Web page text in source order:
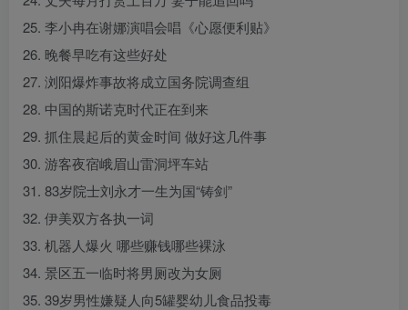
25. 李小冉在谢娜演唱会唱《心愿便利贴》
26. 晚餐早吃有这些好处
27. 浏阳爆炸事故将成立国务院调查组
28. 中国的斯诺克时代正在到来
29. 抓住晨起后的黄金时间 做好这几件事
30. 游客夜宿峨眉山雷洞坪车站
31. 83岁院士刘永才一生为国“铸剑”
32. 伊美双方各执一词
33. 机器人爆火 哪些赚钱哪些裸泳
34. 景区五一临时将男厕改为女厕
35. 39岁男性嫌疑人向5罐婴幼儿食品投毒